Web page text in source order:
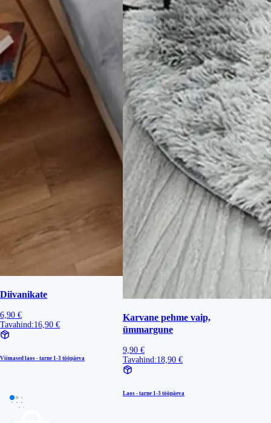
Diivanikate
6,90 €
Tavahind:16,90 €
Viimased laos - tarne 1-3 tööpäeva
Karvane pehme vaip,
ümmargune
9,90 €
Tavahind:18,90 €
Laos - tarne 1-3 tööpäeva